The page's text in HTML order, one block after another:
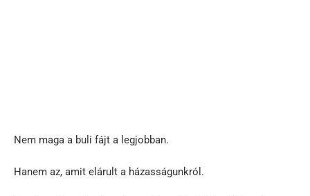
Nem maga a buli fájt a legjobban.
Hanem az, amit elárult a házasságunkról.